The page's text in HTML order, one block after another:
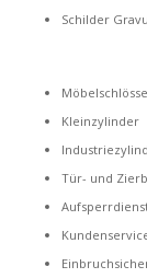
Schilder
Kleinzylinder
Tür- und